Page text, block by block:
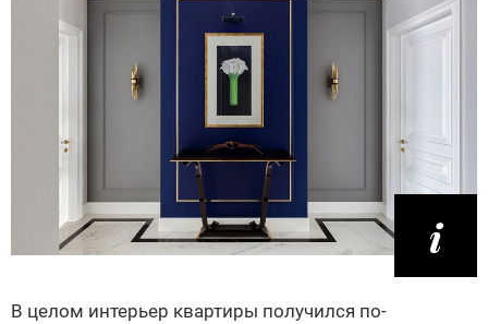
В целом интерьер квартиры получился по-